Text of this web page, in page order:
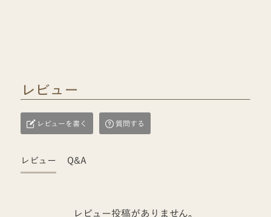
レビュー
レビューを書く 質問する
レビュー Q&A
レビュー投稿がありません。